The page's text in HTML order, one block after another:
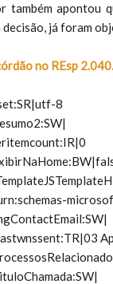
também apontou
decisão, já foram
no REsp
8